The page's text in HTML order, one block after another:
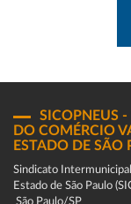
SICOPNEUS
DO COMÉRCIO
ESTADO DE SÃO
Sindicato
Estado de São Paulo